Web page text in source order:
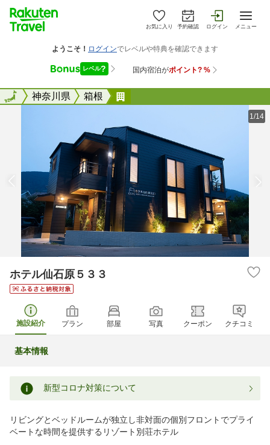
お気に入り 予約確認 ログイン メニュー
全国神奈川県 箱根
全国
1/14
ホテル仙石原５３３
施設紹介 プラン 部屋 写真 クーポン クチコミ
基本情報
新型コロナ対策について
リビングとベッドルームが独立し非対面の個別フロントでプライ
ベートな時間を提供するリゾート別荘ホテル